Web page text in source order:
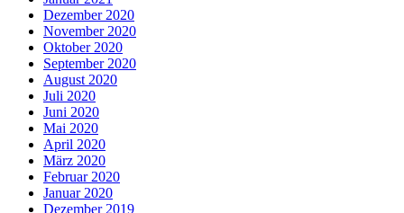
Dezember 2020
November 2020
Oktober 2020
September 2020
August 2020
Juli 2020
Juni 2020
Mai 2020
April 2020
März 2020
Februar 2020
Januar 2020
Dezember 2019